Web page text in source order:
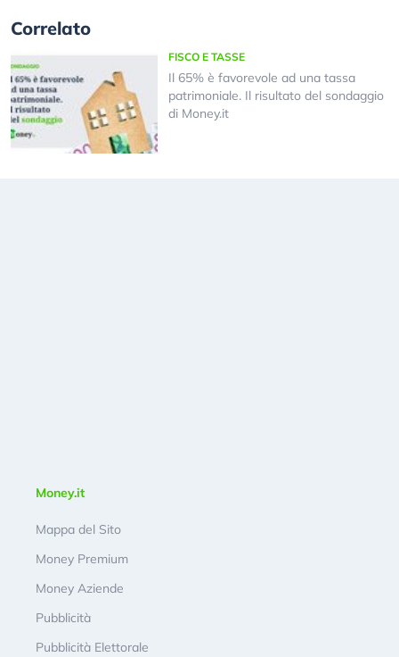
Correlato
FISCO E TASSE
Il 65% è favorevole ad una tassa
patrimoniale. Il risultato del sondaggio
di Money.it
Money.it
Mappa del Sito
Money Premium
Money Aziende
Pubblicità
Pubblicità Elettorale